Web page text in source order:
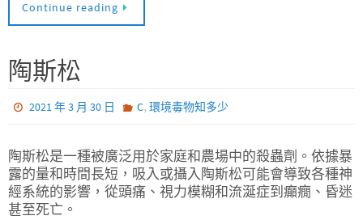
Continue reading
陶斯松
2021 年 3 月 30 日 C, 環境毒物知多少
陶斯松是一種被廣泛用於家庭和農場中的殺蟲劑。依據暴
露的量和時間長短，吸入或攝入陶斯松可能會導致各種神
經系統的影響，從頭痛、視力模糊和流涎症到癲癇、昏迷
甚至死亡。